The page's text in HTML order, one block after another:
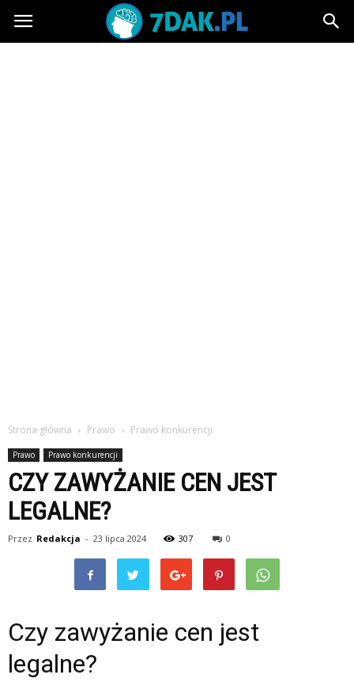
7dak.pl
Strona główna Prawo Prawo konkurencji
Prawo Prawo konkurencji
CZY ZAWYŻANIE CEN JEST
LEGALNE?
Przez Redakcja - 23 lipca 2024 307 0
Czy zawyżanie cen jest
legalne?